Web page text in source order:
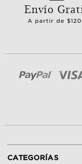
Envío
A partir de
CATEGORÍAS